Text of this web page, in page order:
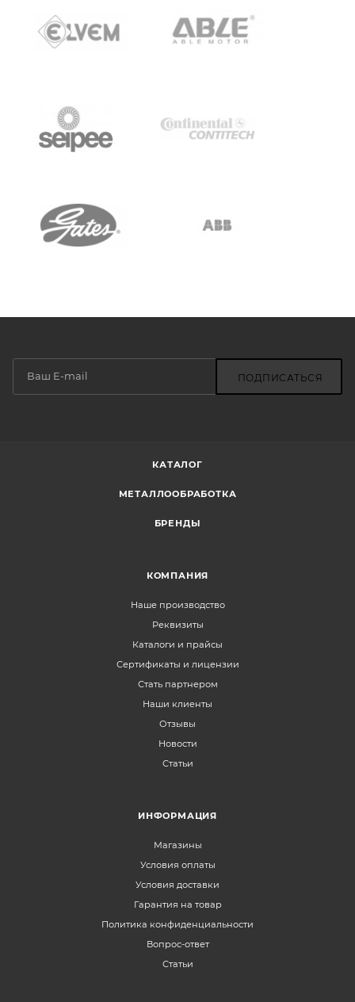
ПОДПИСАТЬСЯ
КАТАЛОГ
МЕТАЛЛООБРАБОТКА
БРЕНДЫ
КОМПАНИЯ
Наше производство
Реквизиты
Каталоги и прайсы
Сертификаты и лицензии
Стать партнером
Наши клиенты
Отзывы
Новости
Статьи
ИНФОРМАЦИЯ
Магазины
Условия оплаты
Условия доставки
Гарантия на товар
Политика конфиденциальности
Вопрос-ответ
Статьи